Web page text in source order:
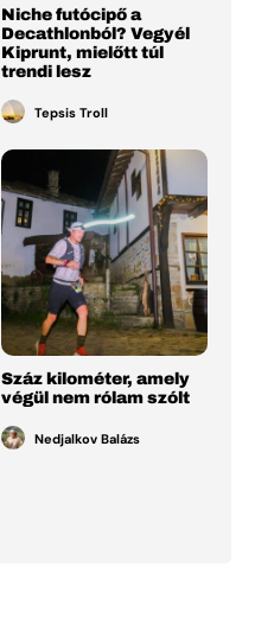
Niche futócipő a
Decathlonból? Vegyél
Kiprunt, mielőtt túl
trendi lesz
Tepsis Troll
Száz kilométer, amely
végül nem rólam szólt
Nedjalkov Balázs